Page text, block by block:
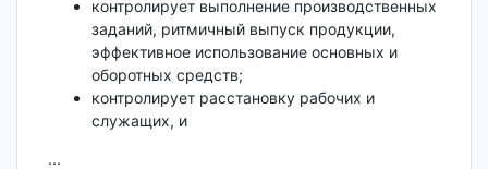
контролирует выполнение производственных
заданий, ритмичный выпуск продукции,
эффективное использование основных и
оборотных средств;
контролирует расстановку рабочих и
служащих, и
...